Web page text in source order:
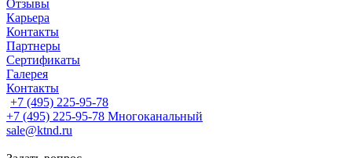
Отзывы
Карьера
Контакты
Партнеры
Сертификаты
Галерея
Контакты
+7 (495) 225-95-78
+7 (495) 225-95-78 Многоканальный
sale@ktnd.ru